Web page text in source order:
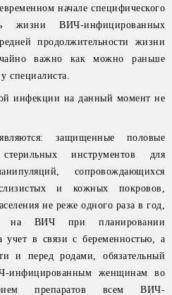
начале специфического
жизни ВИЧ-инфицированных
продолжительности жизни
важно как можно раньше
специалиста.
инфекции на данный момент не
защищенные половые
инструментов для
сопровождающихся
и кожных покровов,
не реже одного раза в год,
на ВИЧ при планировании
учет в связи с беременностью, а
и перед родами, обязательный
инфицированным женщинам во
препаратов всем ВИЧ-